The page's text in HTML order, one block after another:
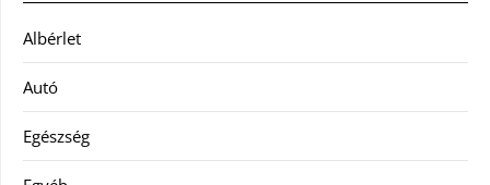
Albérlet
Autó
Egészség